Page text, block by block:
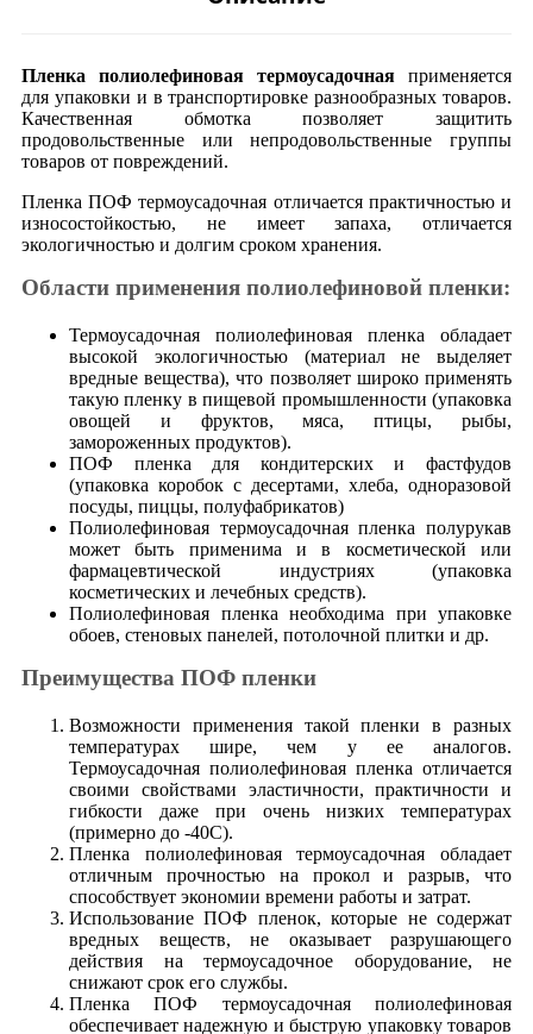
Пленка полиолефиновая термоусадочная применяется
для упаковки и в транспортировке разнообразных товаров.
Качественная обмотка позволяет защитить
продовольственные или непродовольственные группы
товаров от повреждений.
Пленка ПОФ термоусадочная отличается практичностью и
износостойкостью, не имеет запаха, отличается
экологичностью и долгим сроком хранения.
Области применения полиолефиновой пленки:
Термоусадочная полиолефиновая пленка обладает
высокой экологичностью (материал не выделяет
вредные вещества), что позволяет широко применять
такую пленку в пищевой промышленности (упаковка
овощей и фруктов, мяса, птицы, рыбы,
замороженных продуктов).
ПОФ пленка для кондитерских и фастфудов
(упаковка коробок с десертами, хлеба, одноразовой
посуды, пиццы, полуфабрикатов)
Полиолефиновая термоусадочная пленка полурукав
может быть применима и в косметической или
фармацевтической индустриях (упаковка
косметических и лечебных средств).
Полиолефиновая пленка необходима при упаковке
обоев, стеновых панелей, потолочной плитки и др.
Преимущества ПОФ пленки
Возможности применения такой пленки в разных
температурах шире, чем у ее аналогов.
Термоусадочная полиолефиновая пленка отличается
своими свойствами эластичности, практичности и
гибкости даже при очень низких температурах
(примерно до -40С).
Пленка полиолефиновая термоусадочная обладает
отличным прочностью на прокол и разрыв, что
способствует экономии времени работы и затрат.
Использование ПОФ пленок, которые не содержат
вредных веществ, не оказывает разрушающего
действия на термоусадочное оборудование, не
снижают срок его службы.
Пленка ПОФ термоусадочная полиолефиновая
обеспечивает надежную и быструю упаковку товаров